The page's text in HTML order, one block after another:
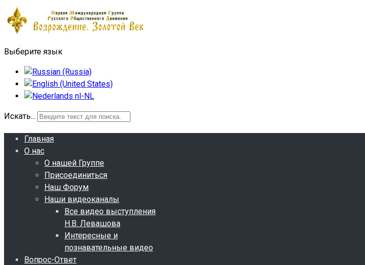
Выберите язык
Искать...
Главная
О нас
О нашей Группе
Присоединиться
Наш Форум
Наши видеоканалы
Все видео выступления
Н.В. Левашова
Интересные и
познавательные видео
Вопрос-Ответ